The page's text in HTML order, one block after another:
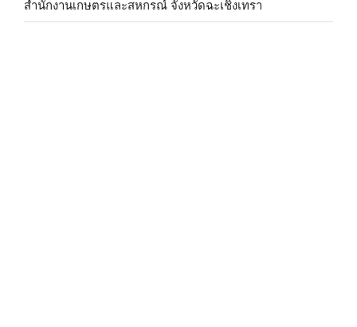
สำนักงานเกษตรและสหกรณ์ จังหวัดฉะเชิงเทรา